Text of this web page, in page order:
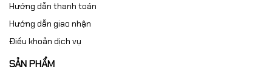
Hướng dẫn thanh toán
Hướng dẫn giao nhận
Điều khoản dịch vụ
SẢN PHẨM